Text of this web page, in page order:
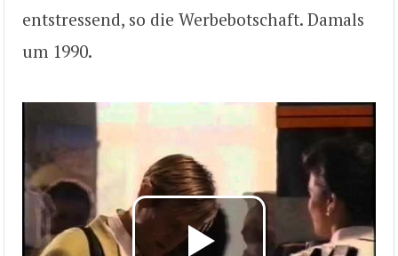
entstressend, so die Werbebotschaft. Damals
um 1990.